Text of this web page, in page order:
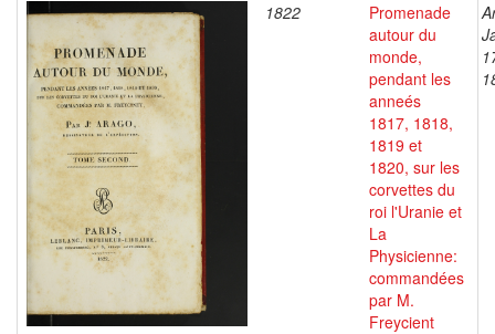
1822
Promenade
autour du
monde,
pendant les
anneés
1817, 1818,
1819 et
1820, sur les
corvettes du
roi l'Uranie et
La
Physicienne:
commandées
par M.
Freycient